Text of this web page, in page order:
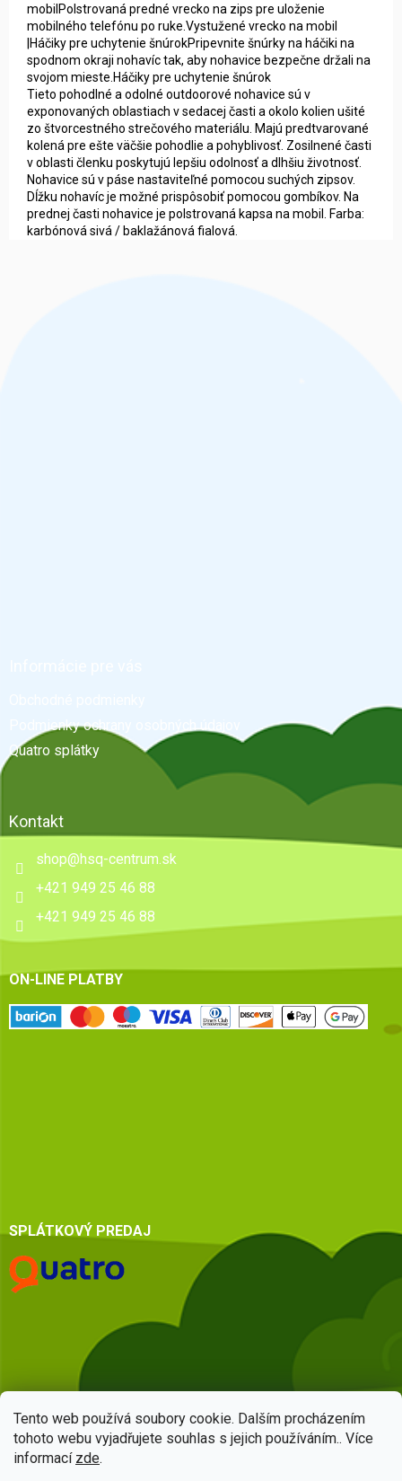
Tento web používá soubory cookie. Dalším procházením
tohoto webu vyjadřujete souhlas s jejich používáním.. Více
informací zde.
mobilPolstrovaná predné vrecko na zips pre uloženie
mobilného telefónu po ruke.Vystužené vrecko na mobil
|Háčiky pre uchytenie šnúrokPripevnite šnúrky na háčiki na
spodnom okraji nohavíc tak, aby nohavice bezpečne držali na
svojom mieste.Háčiky pre uchytenie šnúrok
Tieto pohodlné a odolné outdoorové nohavice sú v
exponovaných oblastiach v sedacej časti a okolo kolien ušité
zo štvorcestného strečového materiálu. Majú predtvarované
kolená pre ešte väčšie pohodlie a pohyblivosť. Zosilnené časti
v oblasti členku poskytujú lepšiu odolnosť a dlhšiu životnosť.
Nohavice sú v páse nastaviteľné pomocou suchých zipsov.
Dĺžku nohavíc je možné prispôsobiť pomocou gombíkov. Na
prednej časti nohavice je polstrovaná kapsa na mobil. Farba:
karbónová sivá / baklažánová fialová.
Podmienky ochrany osobných údajov
Quatro splátky
Kontakt
shop@hsq-centrum.sk
+421 949 25 46 88
+421 949 25 46 88
ON-LINE PLATBY
SPLÁTKOVÝ PREDAJ